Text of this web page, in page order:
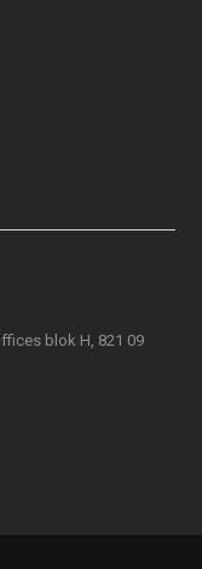
blok H, 821 09